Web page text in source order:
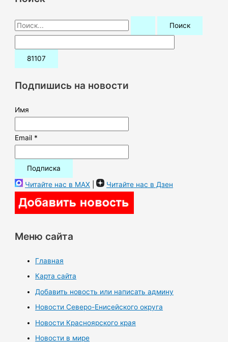
П
о
и
:Подпишись на новости
Имя
Email *
Читайте нас в MAX | Читайте нас в Дзен
Меню сайта
Главная
Карта сайта
Добавить новость или написать админу
Новости Северо-Енисейского округа
Новости Красноярского края
Новости в мире